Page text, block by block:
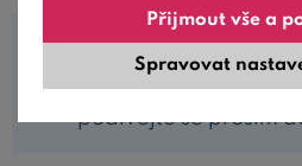
podívejte se prosím
Spravovat
Přijmout vše a